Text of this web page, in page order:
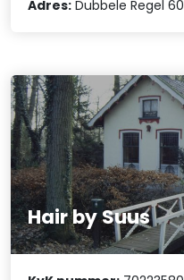
Adres: Dubbele Regel 60
Hair by Suus